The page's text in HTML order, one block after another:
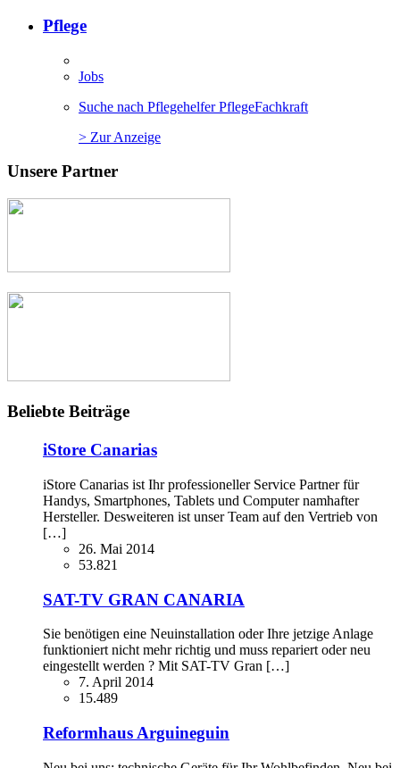
Pflege
Jobs
Suche nach Pflegehelfer PflegeFachkraft
> Zur Anzeige
Unsere Partner
Beliebte Beiträge
iStore Canarias
iStore Canarias ist Ihr professioneller Service Partner für
Handys, Smartphones, Tablets und Computer namhafter
Hersteller. Desweiteren ist unser Team auf den Vertrieb von
[…]
26. Mai 2014
53.821
SAT-TV GRAN CANARIA
Sie benötigen eine Neuinstallation oder Ihre jetzige Anlage
funktioniert nicht mehr richtig und muss repariert oder neu
eingestellt werden ? Mit SAT-TV Gran […]
7. April 2014
15.489
Reformhaus Arguineguin